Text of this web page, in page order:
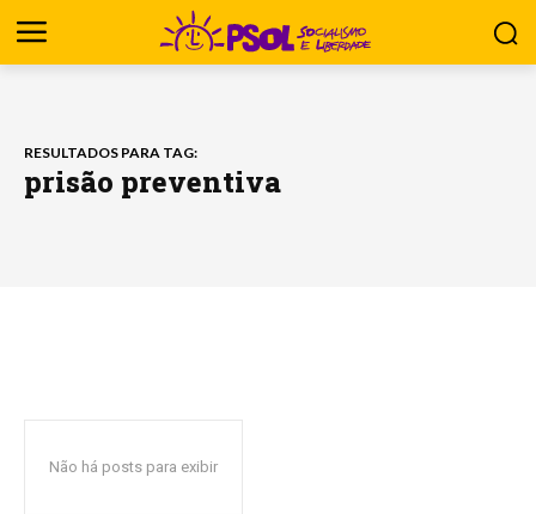
RESULTADOS PARA TAG:
prisão preventiva
Não há posts para exibir